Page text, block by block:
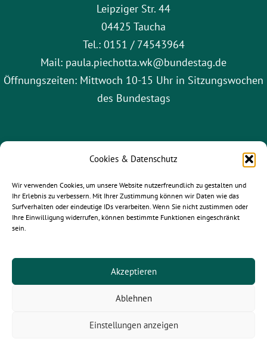
Cookies & Datenschutz
Wir verwenden Cookies, um unsere Website nutzerfreundlich zu gestalten und
Ihr Erlebnis zu verbessern. Mit Ihrer Zustimmung können wir Daten wie das
Surfverhalten oder eindeutige IDs verarbeiten. Wenn Sie nicht zustimmen oder
Ihre Einwilligung widerrufen, können bestimmte Funktionen eingeschränkt
sein.
Akzeptieren
Ablehnen
Einstellungen anzeigen
Leipziger Str. 44
04425 Taucha
Tel.: 0151 / 74543964
Mail: paula.piechotta.wk@bundestag.de
Öffnungszeiten: Mittwoch 10-15 Uhr in Sitzungswochen
des Bundestags
Paula Piechotta MdB - Alle Rechte vorbehalten.